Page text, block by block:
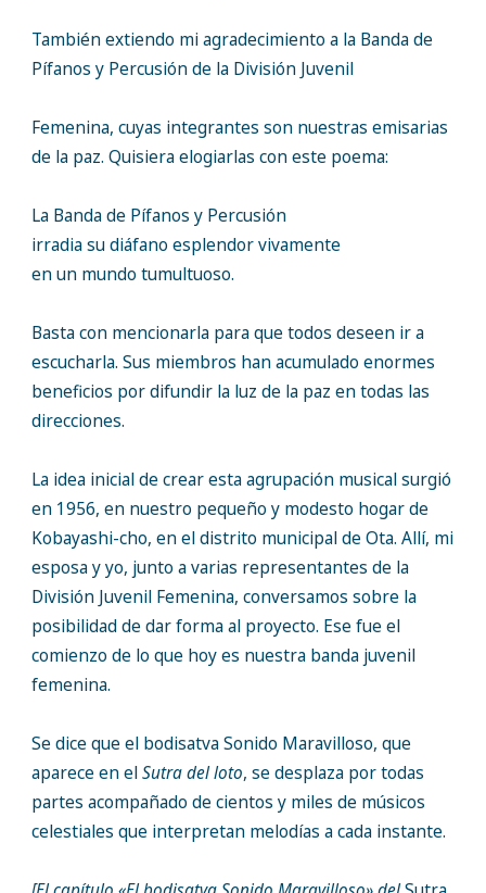
También extiendo mi agradecimiento a la Banda de
Pífanos y Percusión de la División Juvenil
Femenina, cuyas integrantes son nuestras emisarias
de la paz. Quisiera elogiarlas con este poema:
La Banda de Pífanos y Percusión
irradia su diáfano esplendor vivamente
en un mundo tumultuoso.
Basta con mencionarla para que todos deseen ir a
escucharla. Sus miembros han acumulado enormes
beneficios por difundir la luz de la paz en todas las
direcciones.
La idea inicial de crear esta agrupación musical surgió
en 1956, en nuestro pequeño y modesto hogar de
Kobayashi-cho, en el distrito municipal de Ota. Allí, mi
esposa y yo, junto a varias representantes de la
División Juvenil Femenina, conversamos sobre la
posibilidad de dar forma al proyecto. Ese fue el
comienzo de lo que hoy es nuestra banda juvenil
femenina.
Se dice que el bodisatva Sonido Maravilloso, que
aparece en elSutra del loto, se desplaza por todas
partes acompañado de cientos y miles de músicos
celestiales que interpretan melodías a cada instante.